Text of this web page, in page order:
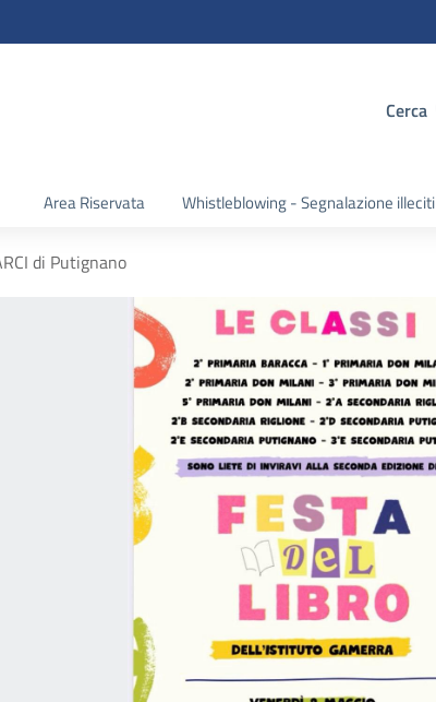
Cerca
Area Riservata Whistleblowing - Segnalazione illeciti
di Putignano